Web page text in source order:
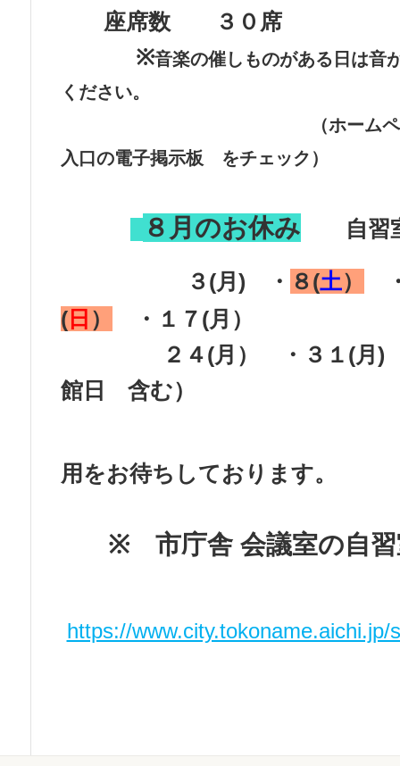
座席数 ３０席
※音楽の催しものがある日は音
ください。
（ホームページ イベン
入口の電子掲示板 をチェック）
８月のお休み 自
３(月) ・ ８(土）
(日 ）
・１７(月）
２４(月） ・
館日 含む）
用をお待ちしております。
※ 市庁舎 会議室の自
https://